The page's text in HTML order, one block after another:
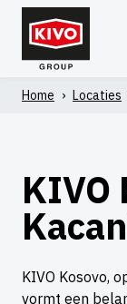
Skip
content
Zoeken
Kennisbank
Home › Locaties
KIVO
KIVO Kosovo,
vormt een